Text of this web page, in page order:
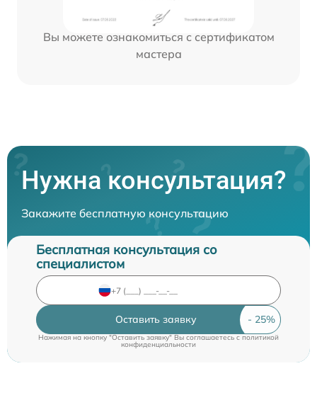
Вы можете ознакомиться с сертификатом
мастера
Нужна консультация?
Закажите бесплатную консультацию
Бесплатная консультация со
специалистом
Оставить заявку
Нажимая на кнопку "Оставить заявку" Вы соглашаетесь cполитикой
конфиденциальности